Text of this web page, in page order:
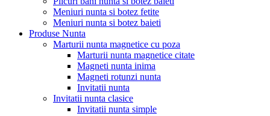
Meniuri nunta si botez fetite
Meniuri nunta si botez baieti
Produse Nunta
Marturii nunta magnetice cu poza
Marturii nunta magnetice citate
Magneti nunta inima
Magneti rotunzi nunta
Invitatii nunta
Invitatii nunta clasice
Invitatii nunta simple